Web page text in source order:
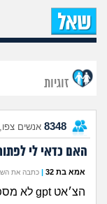
זוגיות
8348 אנשים צפו,
האם כדאי לי
אמא בת 32 | כתבה את השאלה ב-06/07/
הצ׳אט gpt לא מספיק עוזר לי, אני חייבת עצה ממכם